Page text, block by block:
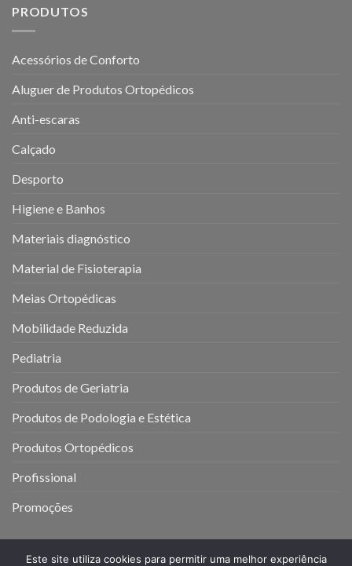
PRODUTOS
Acessórios de Conforto
Aluguer de Produtos Ortopédicos
Anti-escaras
Calçado
Desporto
Higiene e Banhos
Materiais diagnóstico
Material de Fisioterapia
Meias Ortopédicas
Mobilidade Reduzida
Pediatria
Produtos de Geriatria
Produtos de Podologia e Estética
Produtos Ortopédicos
Profissional
Promoções
Este site utiliza cookies para permitir uma melhor experiência